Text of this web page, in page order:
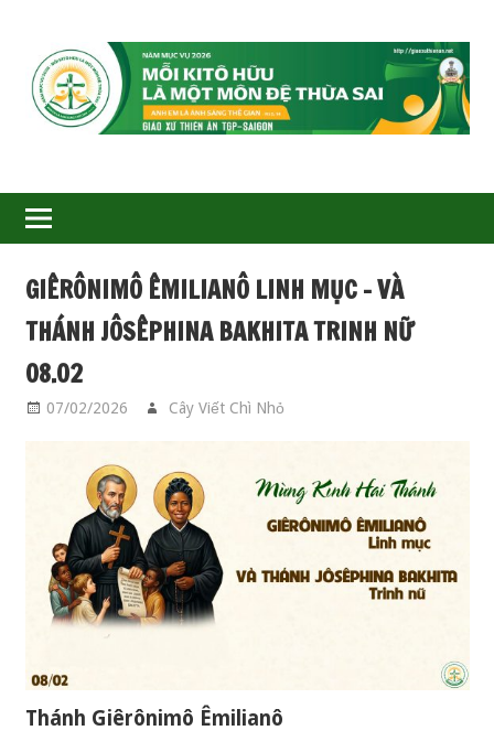
GIÁO
XỨ
THIÊN
ÂN-
TGP
GIÊRÔNIMÔ ÊMILIANÔ LINH MỤC – VÀ
THÁNH JÔSÊPHINA BAKHITA TRINH NỮ
08.02
07/02/2026 Cây Viết Chì Nhỏ
Thánh Giêrônimô Êmilianô